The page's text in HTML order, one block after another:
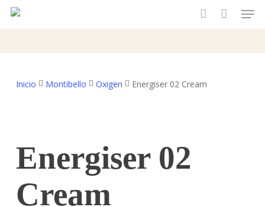
Skip
Inicio Montibello Oxigen Energiser 02 Cream
Energiser 02
Cream